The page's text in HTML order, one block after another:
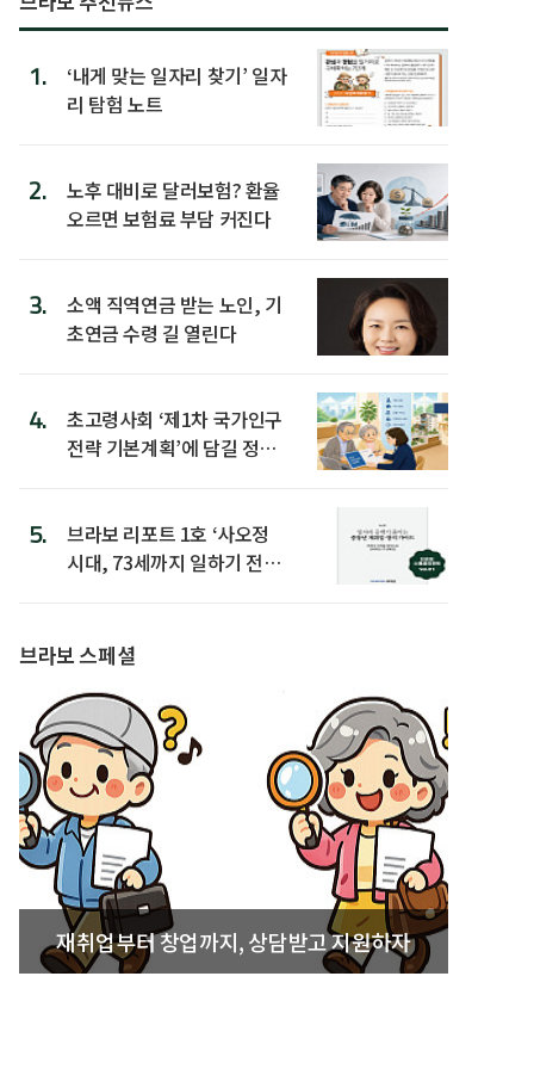
1.
‘내게 맞는 일자리 찾기’ 일자
리 탐험 노트
2.
노후 대비로 달러보험? 환율
오르면 보험료 부담 커진다
3.
소액 직역연금 받는 노인, 기
초연금 수령 길 열린다
4.
초고령사회 ‘제1차 국가인구
전략 기본계획’에 담길 정책
5.
브라보 리포트 1호 ‘사오정
시대, 73세까지 일하기 전략’
브라보 스페셜
재취업부터 창업까지, 상담받고 지원하자